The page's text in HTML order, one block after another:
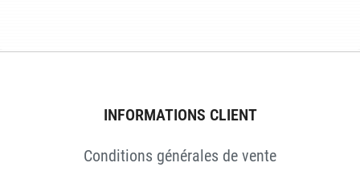
INFORMATIONS CLIENT
Conditions générales de vente